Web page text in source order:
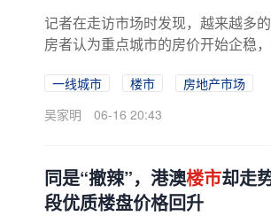
记者在走访市场时发现，越来越多
房者认为重点城市的房价开始企稳
一线城市 楼市
房地产市场
吴家明
06-16 20:43
同是“撤辣”，港澳楼市却走
段优质楼盘价格回升